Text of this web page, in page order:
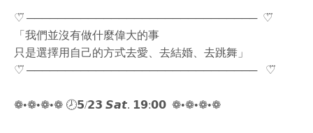
♡⃛ ────────────────────────────── ​ ♡⃛
「我們並沒有做什麼偉大的事
只是選擇用自己的方式去愛、去結婚、去跳舞」
♡⃛ ──────────────────────────────⠀♡⃛
❁•❁•❁•❁ 🕗𝟱/𝟮𝟯 𝙎𝙖𝙩. 𝟭𝟵:𝟬𝟬 ​ ❁•❁•❁•❁